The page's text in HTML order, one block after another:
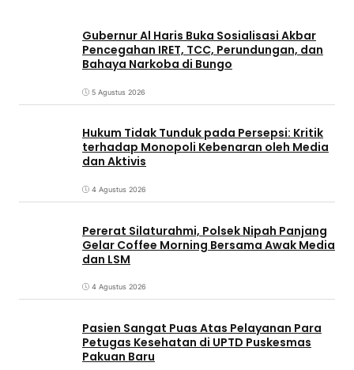
Gubernur Al Haris Buka Sosialisasi Akbar
Pencegahan IRET, TCC, Perundungan, dan
Bahaya Narkoba di Bungo
5 Agustus 2026
Hukum Tidak Tunduk pada Persepsi: Kritik
terhadap Monopoli Kebenaran oleh Media
dan Aktivis
4 Agustus 2026
Pererat Silaturahmi, Polsek Nipah Panjang
Gelar Coffee Morning Bersama Awak Media
dan LSM
4 Agustus 2026
Pasien Sangat Puas Atas Pelayanan Para
Petugas Kesehatan di UPTD Puskesmas
Pakuan Baru